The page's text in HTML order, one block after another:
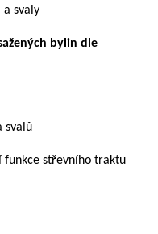
a svaly
bylin dle
svalů
střevního traktu